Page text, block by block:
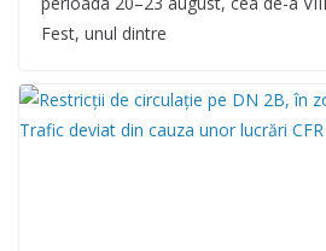
Fest, unul dintre